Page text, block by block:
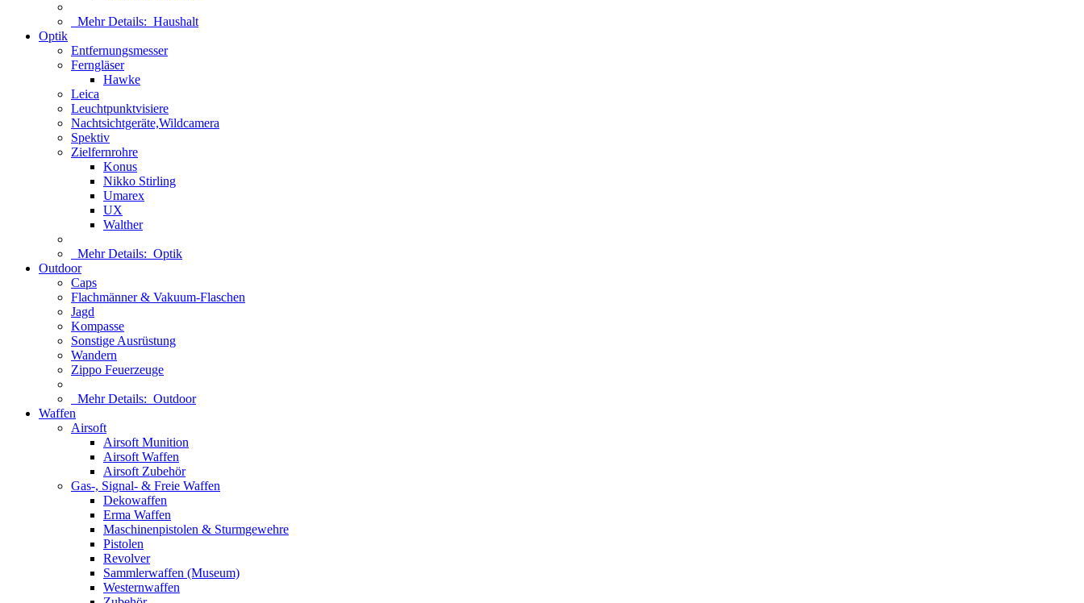
Mehr Details: Haushalt
Optik
Entfernungsmesser
Ferngläser
Hawke
Leica
Leuchtpunktvisiere
Nachtsichtgeräte,Wildcamera
Spektiv
Zielfernrohre
Konus
Nikko Stirling
Umarex
UX
Walther
Mehr Details: Optik
Outdoor
Caps
Flachmänner & Vakuum-Flaschen
Jagd
Kompasse
Sonstige Ausrüstung
Wandern
Zippo Feuerzeuge
Mehr Details: Outdoor
Waffen
Airsoft
Airsoft Munition
Airsoft Waffen
Airsoft Zubehör
Gas-, Signal- & Freie Waffen
Dekowaffen
Erma Waffen
Maschinenpistolen & Sturmgewehre
Pistolen
Revolver
Sammlerwaffen (Museum)
Westernwaffen